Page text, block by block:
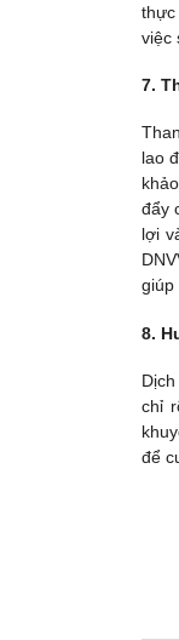
thực
việc
7.
lao
đẩy
lợi
giúp
8.
chỉ
để